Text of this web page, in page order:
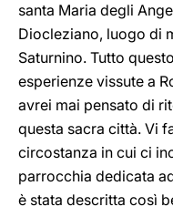
santa Maria degli
Diocleziano, luogo di
Saturnino. Tutto
esperienze vissute a
avrei mai pensato di
questa sacra città. Vi
circostanza in cui ci
parrocchia dedicata
è stata descritta così